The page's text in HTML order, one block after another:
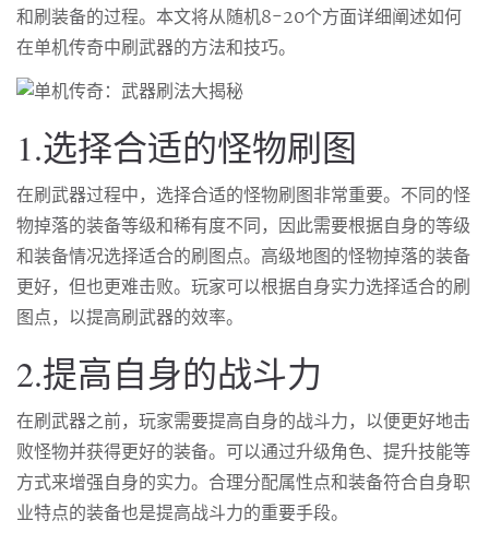
和刷装备的过程。本文将从随机8-20个方面详细阐述如何
在单机传奇中刷武器的方法和技巧。
1.选择合适的怪物刷图
在刷武器过程中，选择合适的怪物刷图非常重要。不同的怪
物掉落的装备等级和稀有度不同，因此需要根据自身的等级
和装备情况选择适合的刷图点。高级地图的怪物掉落的装备
更好，但也更难击败。玩家可以根据自身实力选择适合的刷
图点，以提高刷武器的效率。
2.提高自身的战斗力
在刷武器之前，玩家需要提高自身的战斗力，以便更好地击
败怪物并获得更好的装备。可以通过升级角色、提升技能等
方式来增强自身的实力。合理分配属性点和装备符合自身职
业特点的装备也是提高战斗力的重要手段。